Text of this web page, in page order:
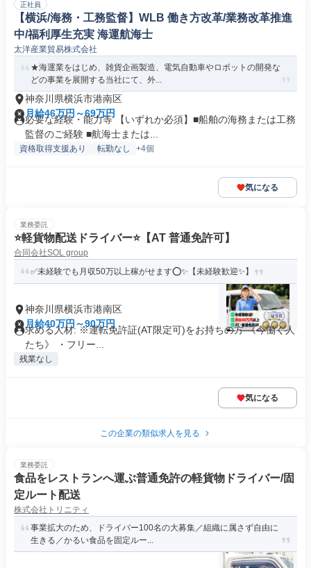
正社員
【横浜/海務・工務監督】WLB 働き方改革/業務改革推進
中/福利厚生充実 海運航海士
太洋産業貿易株式会社
★海運業をはじめ、雑貨企画製造、電気自動車やロボットの開発な
どの事業を展開する当社にて、外...
神奈川県横浜市港南区
月給46万円～69万円
必要な経験・能力等 【いずれか必須】■船舶の海務または工務
監督のご経験 ■航海士または...
資格取得支援あり 転勤なし +4個
気になる
業務委託
⭐️軽貨物配送ドライバー⭐️【AT 普通免許可】
合同会社SOL group
✅未経験でも月収50万以上稼がせます⭕✨【未経験歓迎✨】
神奈川県横浜市港南区
月給40万円～90万円
求める人材: ※運転免許証(AT限定可)をお持ちの方 《今働く人
たち》 ・フリー...
残業なし
気になる
この企業の類似求人を見る
業務委託
食品をレストランへ運ぶ普通免許の軽貨物ドライバー/固
定ルート配送
株式会社トリニティ
事業拡大のため、ドライバー100名の大募集／組織に属さず自由に
生きる／かるい食品を固定ルー...